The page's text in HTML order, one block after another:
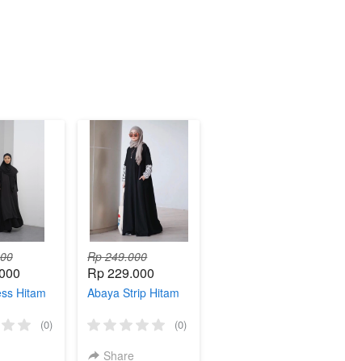
Hitam
(0)
Rp 249.000
Rp 229.000
Abaya Strip Hitam
(0)
Share